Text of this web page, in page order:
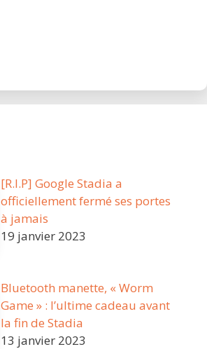
[R.I.P] Google Stadia a
officiellement fermé ses portes
à jamais
19 janvier 2023
Bluetooth manette, « Worm
Game » : l’ultime cadeau avant
la fin de Stadia
13 janvier 2023